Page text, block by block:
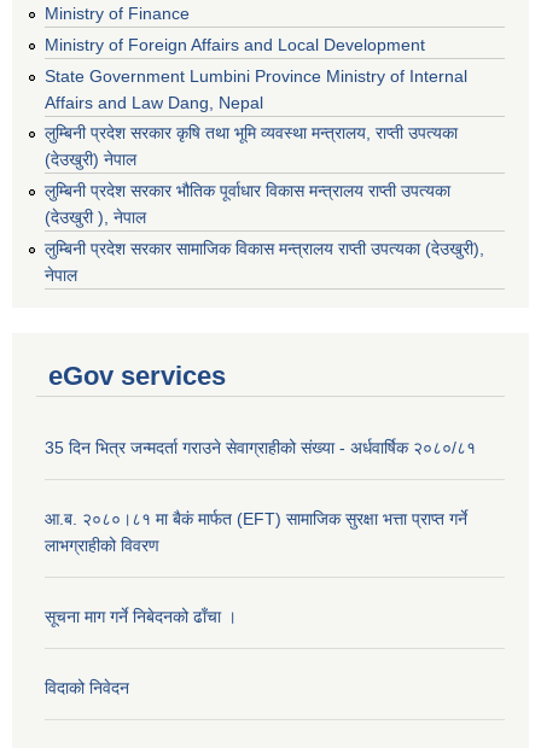
Ministry of Finance
Ministry of Foreign Affairs and Local Development
State Government Lumbini Province Ministry of Internal
Affairs and Law Dang, Nepal
लुम्बिनी प्रदेश सरकार कृषि तथा भूमि व्यवस्था मन्त्रालय, राप्ती उपत्यका
(देउखुरी) नेपाल
लुम्बिनी प्रदेश सरकार भौतिक पूर्वाधार विकास मन्त्रालय राप्ती उपत्यका
(देउखुरी ), नेपाल
‌लुम्बिनी प्रदेश सरकार सामाजिक विकास मन्‍‍त्रालय राप्ती उपत्यका (देउखुरी),
नेपाल
eGov services
35 दिन भित्र जन्मदर्ता गराउने सेवाग्राहीको संख्या - अर्धवार्षिक २०८०/८१
आ.ब. २०८०।८१ मा बैकं मार्फत (EFT) सामाजिक सुरक्षा भत्ता प्राप्त गर्ने
लाभग्राहीको विवरण
सूचना माग गर्ने निबेदनको ढाँचा ।
विदाको निवेदन